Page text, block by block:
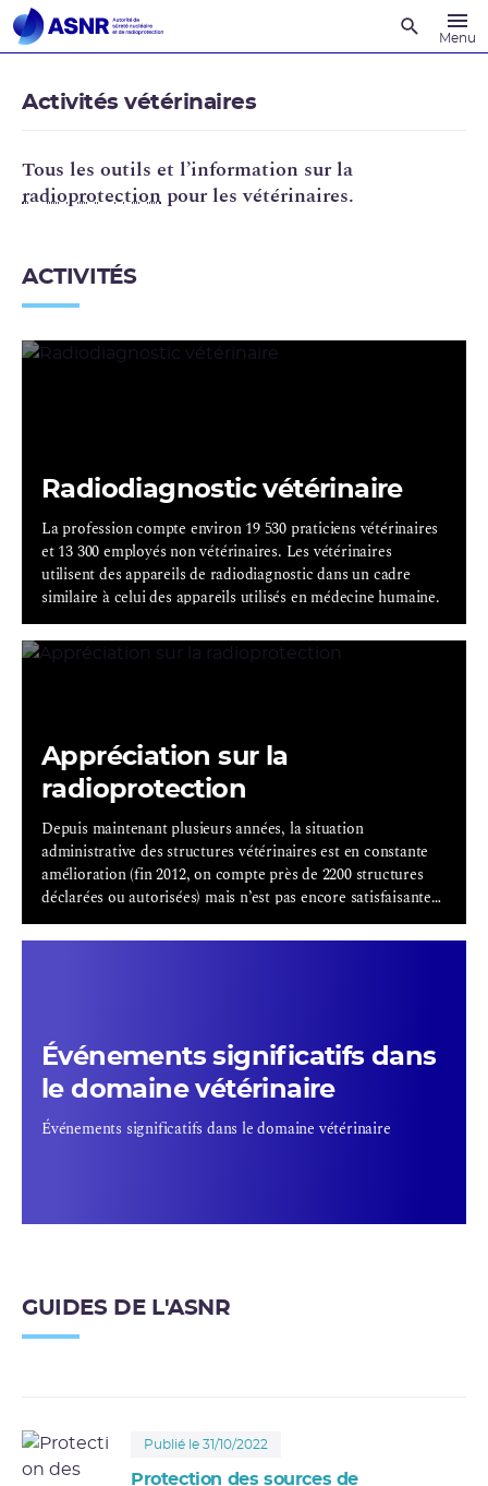
Menu
Activités vétérinaires
Tous les outils et l’information sur la
radioprotection pour les vétérinaires.
ACTIVITÉS
Radiodiagnostic vétérinaire
La profession compte environ 19 530 praticiens vétérinaires
et 13 300 employés non vétérinaires. Les vétérinaires
utilisent des appareils de radiodiagnostic dans un cadre
similaire à celui des appareils utilisés en médecine humaine.
Appréciation sur la
radioprotection
Depuis maintenant plusieurs années, la situation
administrative des structures vétérinaires est en constante
amélioration (fin 2012, on compte près de 2200 structures
déclarées ou autorisées) mais n’est pas encore satisfaisante
au regard du nombre d’établissements mettant en œuvre des
rayonnements ionisants sur le territoire (environ 5000
Événements significatifs dans
le domaine vétérinaire
Événements significatifs dans le domaine vétérinaire
GUIDES DE L'ASNR
Publié le 31/10/2022
Protection des sources de